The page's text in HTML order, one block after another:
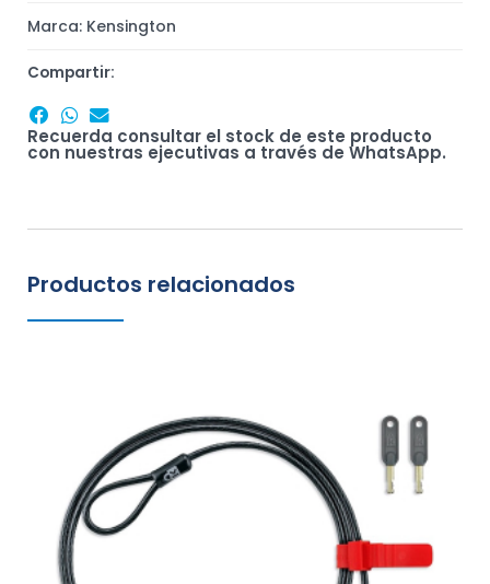
Marca: Kensington
Compartir:
Recuerda consultar el stock de este producto
con nuestras ejecutivas a través de WhatsApp.
Productos relacionados